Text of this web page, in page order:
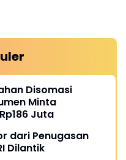
Disomasi
Minta
Juta
dari Penugasan
Dilantik